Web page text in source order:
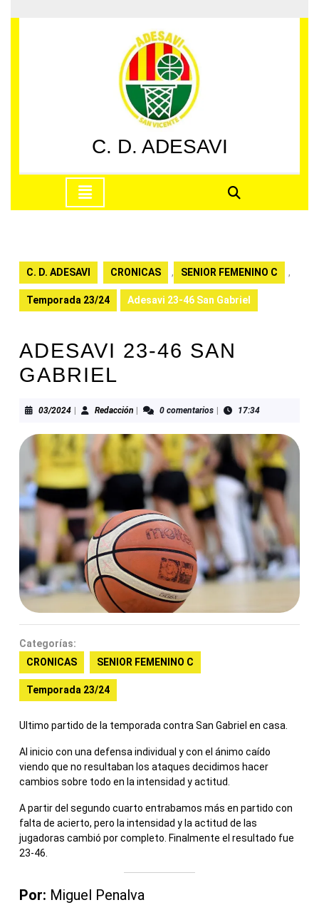
al
C. D. ADESAVI
apertura
C. D. ADESAVI CRONICAS , SENIOR FEMENINO C ,
Temporada 23/24 Adesavi 23-46 San Gabriel
ADESAVI 23-46 SAN
GABRIEL
03/202403/2024RedacciónRedacción0 comentarios 17:34
Categorías:
CRONICAS
SENIOR FEMENINO C
Temporada 23/24
Ultimo partido de la temporada contra San Gabriel en casa.
Al inicio con una defensa individual y con el ánimo caído
viendo que no resultaban los ataques decidimos hacer
cambios sobre todo en la intensidad y actitud.
A partir del segundo cuarto entrabamos más en partido con
falta de acierto, pero la intensidad y la actitud de las
jugadoras cambió por completo. Finalmente el resultado fue
23-46.
Por: Miguel Penalva